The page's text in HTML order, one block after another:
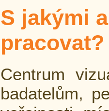
S jakými
pracovat?
Centrum
badatelům,